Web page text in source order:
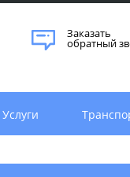
Заказать
обратный
Услуги